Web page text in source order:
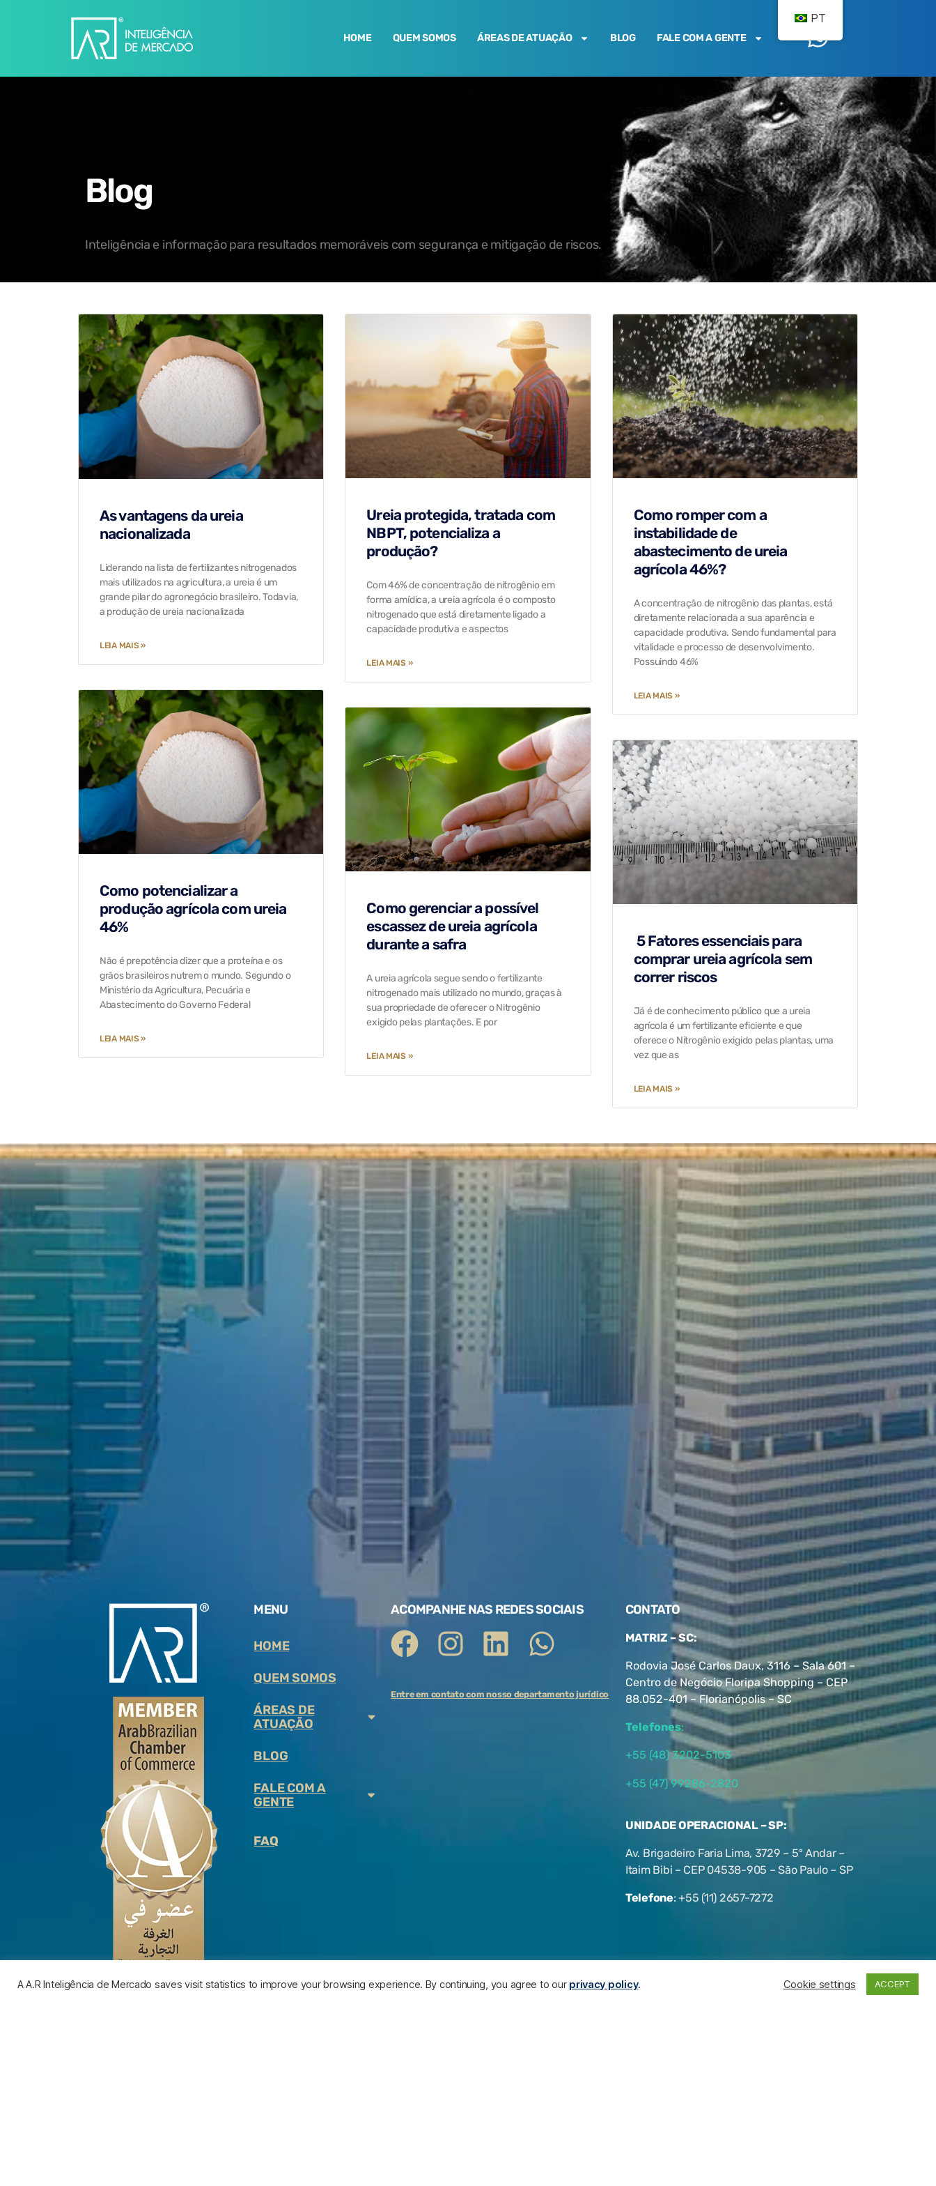
HOME QUEM SOMOS ÁREAS DE ATUAÇÃO BLOG FALE COM A GENTE
Blog
Inteligência e informação para resultados memoráveis com segurança e mitigação de riscos.
As vantagens da ureia
nacionalizada
Liderando na lista de fertilizantes nitrogenados
mais utilizados na agricultura, a ureia é um
grande pilar do agronegócio brasileiro. Todavia,
a produção de ureia nacionalizada
LEIA MAIS »
Ureia protegida, tratada com
NBPT, potencializa a
produção?
Com 46% de concentração de nitrogênio em
forma amídica, a ureia agrícola é o composto
nitrogenado que está diretamente ligado a
capacidade produtiva e aspectos
LEIA MAIS »
Como romper com a
instabilidade de
abastecimento de ureia
agrícola 46%?
A concentração de nitrogênio das plantas, está
diretamente relacionada a sua aparência e
capacidade produtiva. Sendo fundamental para
vitalidade e processo de desenvolvimento.
Possuindo 46%
LEIA MAIS »
Como potencializar a
produção agrícola com ureia
46%
Não é prepotência dizer que a proteína e os
grãos brasileiros nutrem o mundo. Segundo o
Ministério da Agricultura, Pecuária e
Abastecimento do Governo Federal
LEIA MAIS »
Como gerenciar a possível
escassez de ureia agrícola
durante a safra
A ureia agrícola segue sendo o fertilizante
nitrogenado mais utilizado no mundo, graças à
sua propriedade de oferecer o Nitrogênio
exigido pelas plantações. E por
LEIA MAIS »
5 Fatores essenciais para
comprar ureia agrícola sem
correr riscos
Já é de conhecimento público que a ureia
agrícola é um fertilizante eficiente e que
oferece o Nitrogênio exigido pelas plantas, uma
vez que as
LEIA MAIS »
MENU
HOME
QUEM SOMOS
ÁREAS DE
ATUAÇÃO
BLOG
FALE COM A
GENTE
FAQ
ACOMPANHE NAS REDES SOCIAIS
Entre em contato com nosso departamento jurídico
CONTATO
MATRIZ – SC:
Rodovia José Carlos Daux, 3116 – Sala 601 –
Centro de Negócio Floripa Shopping – CEP
88.052-401 – Florianópolis – SC
Telefones:
+55 (48) 3202-5103
+55 (47) 99286-2820
UNIDADE OPERACIONAL – SP:
Av. Brigadeiro Faria Lima, 3729 – 5º Andar –
Itaim Bibi – CEP 04538-905 – São Paulo – SP
Telefone:+55 (11) 2657-7272
A A.R Inteligência de Mercado saves visit statistics to improve your browsing experience. By continuing, you agree to our privacy policy. Cookie settings ACCEPT
PT